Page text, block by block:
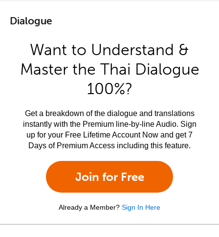
Dialogue
Want to Understand &
Master the Thai Dialogue
100%?
Get a breakdown of the dialogue and translations
instantly with the Premium line-by-line Audio. Sign
up for your Free Lifetime Account Now and get 7
Days of Premium Access including this feature.
Join for Free
Already a Member? Sign In Here